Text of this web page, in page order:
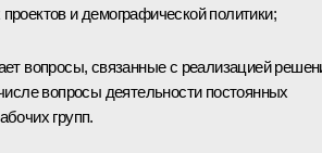
и демографической политики;
вопросы, связанные с реализацией
вопросы деятельности постоянных
групп.